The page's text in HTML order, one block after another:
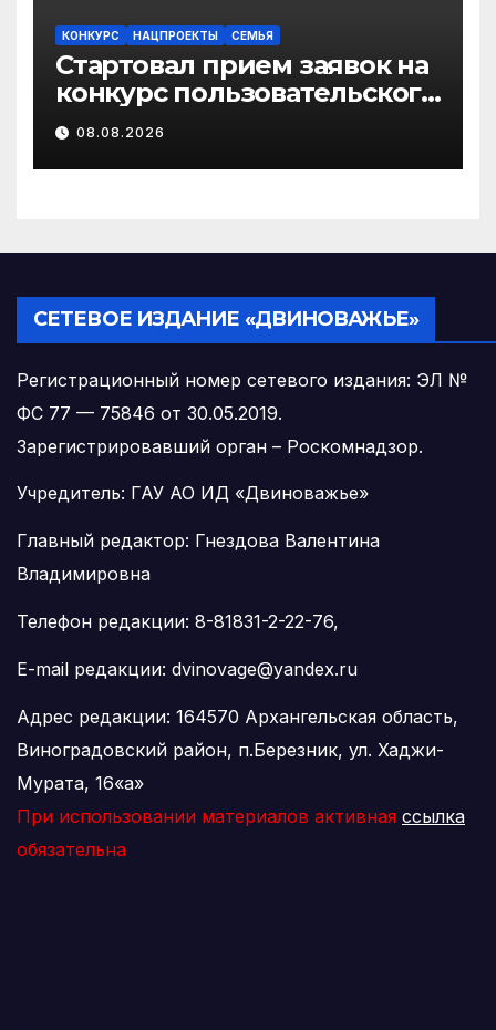
КОНКУРС НАЦПРОЕКТЫ СЕМЬЯ
Стартовал прием заявок на
конкурс пользовательского
видео «Отец года – 2026»
08.08.2026
СЕТЕВОЕ ИЗДАНИЕ «ДВИНОВАЖЬЕ»
Регистрационный номер сетевого издания: ЭЛ №
ФС 77 — 75846 от 30.05.2019.
Зарегистрировавший орган – Роскомнадзор.
Учредитель: ГАУ АО ИД «Двиноважье»
Главный редактор: Гнездова Валентина
Владимировна
Телефон редакции: 8-81831-2-22-76,
E-mail редакции: dvinovage@yandex.ru
Адрес редакции: 164570 Архангельская область,
Виноградовский район, п.Березник, ул. Хаджи-
Мурата, 16«а»
При использовании материалов активная ссылка
обязательна